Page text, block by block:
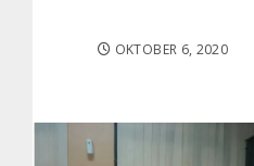
OKTOBER 6, 2020